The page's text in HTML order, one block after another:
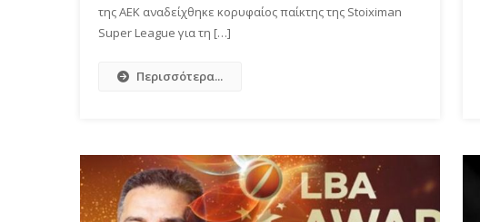
της ΑΕΚ αναδείχθηκε κορυφαίος παίκτης της Stoiximan
Super League για τη […]
Περισσότερα...